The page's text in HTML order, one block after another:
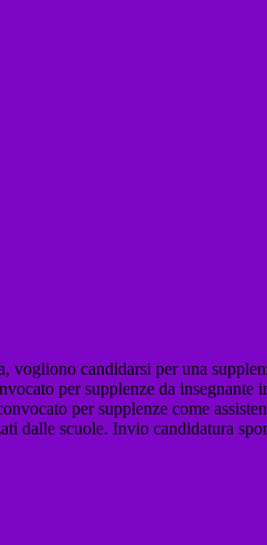
candidarsi per una
per supplenze da insegnante
per supplenze come
dalle scuole. Invio candidatura